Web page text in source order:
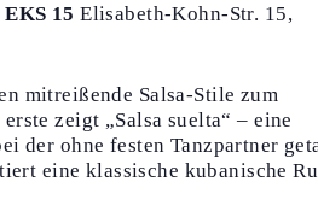
15Elisabeth-Kohn-Str. 15,
mitreißende Salsa-Stile zum
zeigt „Salsa suelta“ – eine
der ohne festen Tanzpartner
eine klassische kubanische